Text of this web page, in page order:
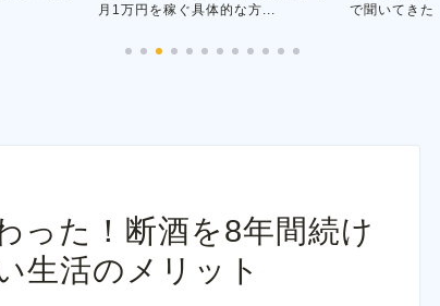
を稼ぐ具体的な方...
で聞いてきた
った！断酒を8年間続け
生活のメリット